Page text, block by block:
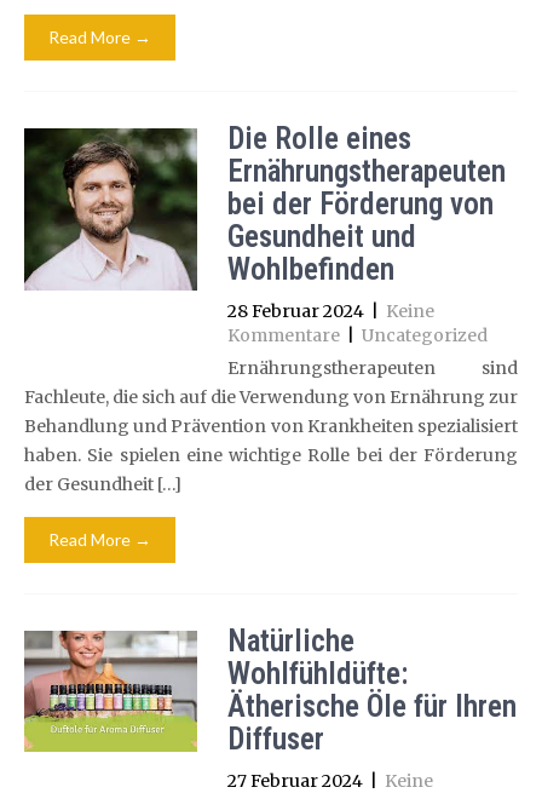
Read More →
Die Rolle eines
Ernährungstherapeuten
bei der Förderung von
Gesundheit und
Wohlbefinden
28 Februar 2024
Keine
Kommentare
Uncategorized
Ernährungstherapeuten sind
Fachleute, die sich auf die Verwendung von Ernährung zur
Behandlung und Prävention von Krankheiten spezialisiert
haben. Sie spielen eine wichtige Rolle bei der Förderung
der Gesundheit […]
Read More →
Natürliche
Wohlfühldüfte:
Ätherische Öle für Ihren
Diffuser
27 Februar 2024
Keine